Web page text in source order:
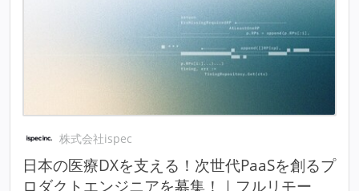
株式会社ispec
日本の医療DXを支える！次世代PaaSを創るプ
ロダクトエンジニアを募集！｜フルリモー